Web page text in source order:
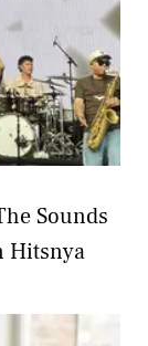
Sounds
Hitsnya